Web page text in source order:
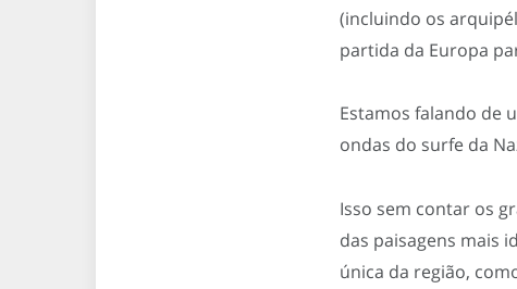
(incluindo os
partida da Europa
Estamos falando de
ondas do surfe da
Isso sem contar os
das paisagens mais
única da região,